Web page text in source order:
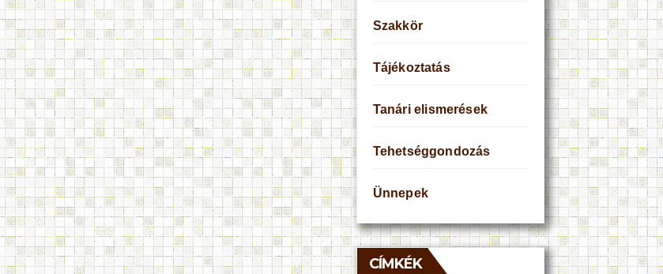
Szakkör
Tájékoztatás
Tanári elismerések
Tehetséggondozás
Ünnepek
CÍMKÉK